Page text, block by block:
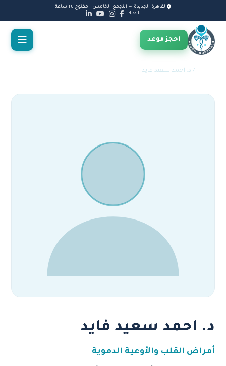
القاهرة الجديدة — التجمع الخامس · مفتوح ٢٤ ساعة
تابعنا:
احجز موعد
/ د. احمد سعيد فايد
د. احمد سعيد فايد
أمراض القلب والأوعية الدموية